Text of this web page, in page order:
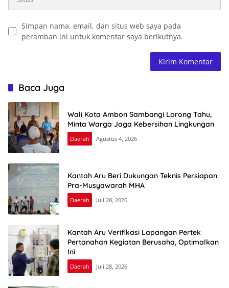
Simpan nama, email, dan situs web saya pada
peramban ini untuk komentar saya berikutnya.
Baca Juga
Wali Kota Ambon Sambangi Lorong Tahu,
Minta Warga Jaga Kebersihan Lingkungan
Daerah Agustus 4, 2026
Kantah Aru Beri Dukungan Teknis Persiapan
Pra-Musyawarah MHA
Daerah Juli 28, 2026
Kantah Aru Verifikasi Lapangan Pertek
Pertanahan Kegiatan Berusaha, Optimalkan
Ini
Daerah Juli 28, 2026